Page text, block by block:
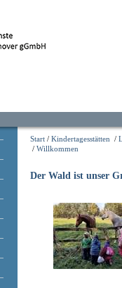
Start / Kindertagesstätten /
/ Willkommen
Der Wald ist unser